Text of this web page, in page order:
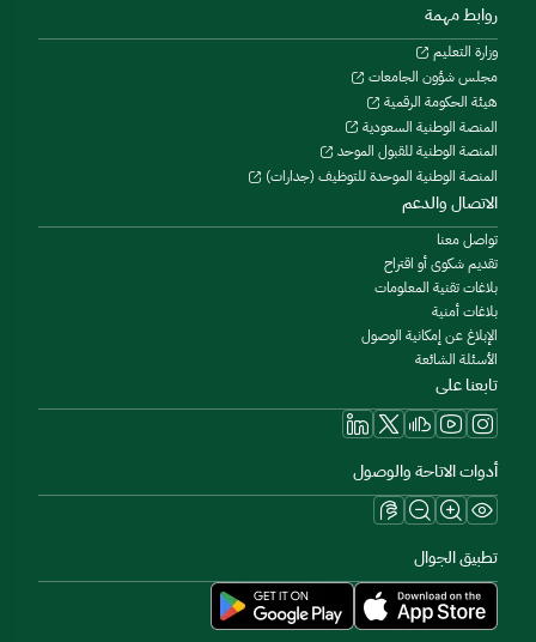
روابط مهمة
وزارة التعليم
مجلس شؤون الجامعات
هيئة الحكومة الرقمية
المنصة الوطنية السعودية
المنصة الوطنية للقبول الموحد
المنصة الوطنية الموحدة للتوظيف (جدارات)
الاتصال والدعم
تواصل معنا
تقديم شكوى أو اقتراح
بلاغات تقنية المعلومات
بلاغات أمنية
الإبلاغ عن إمكانية الوصول
الأسئلة الشائعة
تابعنا على
أدوات الاتاحة والوصول
تطبيق الجوال